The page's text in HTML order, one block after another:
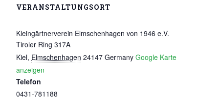
VERANSTALTUNGSORT
Kleingärtnerverein Elmschenhagen von 1946 e.V.
Tiroler Ring 317A
Kiel, Elmschenhagen 24147 Germany Google Karte
anzeigen
Telefon
0431-781188